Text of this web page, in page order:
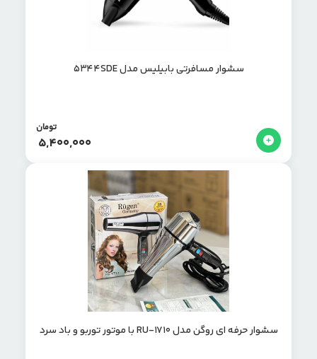
سشوار مسافرتی بابیلیس مدل 5344SDE
5,400,000
تومان
سشوار حرفه ای روگن مدل RU-1710 با موتور توربو و باد سرد